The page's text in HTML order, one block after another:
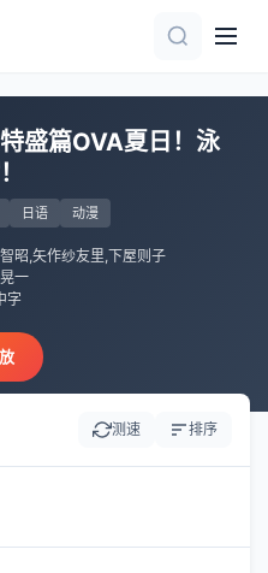
盛篇OVA夏日！泳
日语 动漫
昭,矢作纱友里,下屋则子
一
字
测速 排序